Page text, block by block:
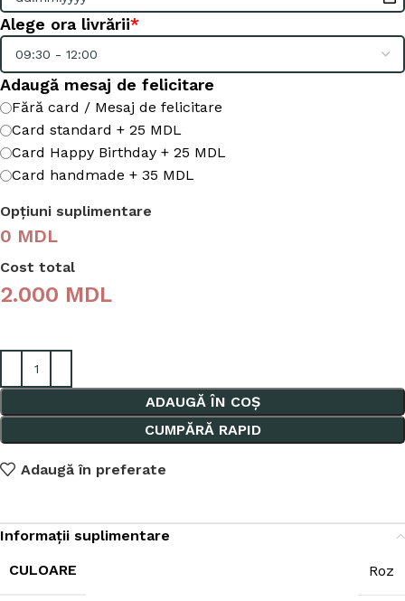
*
Alege ora livrării
Adaugă mesaj de felicitare
Fără card / Mesaj de felicitare
Card standard + 25 MDL
Card Happy Birthday + 25 MDL
Card handmade + 35 MDL
Opțiuni suplimentare
0 MDL
Cost total
2.000 MDL
ADAUGĂ ÎN COȘ
CUMPĂRĂ RAPID
Adaugă în preferate
Informații suplimentare
CULOARE
Roz